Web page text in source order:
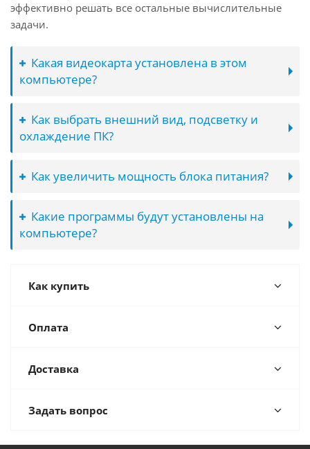
эффективно решать все остальные вычислительные
задачи.
Какая видеокарта установлена в этом
компьютере?
Как выбрать внешний вид, подсветку и
охлаждение ПК?
Как увеличить мощность блока питания?
Какие программы будут установлены на
компьютере?
Как купить
Оплата
Доставка
Задать вопрос